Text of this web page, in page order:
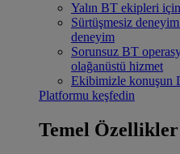
Yalın BT ekipleri için
Sürtüşmesiz deneyim
deneyim
Sorunsuz BT
olağanüstü hizmet
Ekibimizle konuşun
Platformu keşfedin
Temel Özellikler